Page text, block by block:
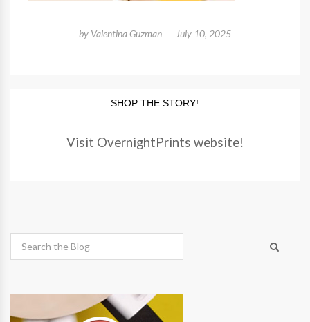
by Valentina Guzman July 10, 2025
SHOP THE STORY!
Visit OvernightPrints website!